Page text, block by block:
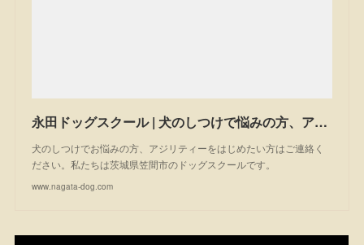
永田ドッグスクール | 犬のしつけで悩みの方、アジリティーを始めたい方は一度ご相談ください。私たちは茨城県笠間市のドッグスクールです。
犬のしつけでお悩みの方、アジリティーをはじめたい方はご連絡く
ださい。私たちは茨城県笠間市のドッグスクールです。
www.nagata-dog.com